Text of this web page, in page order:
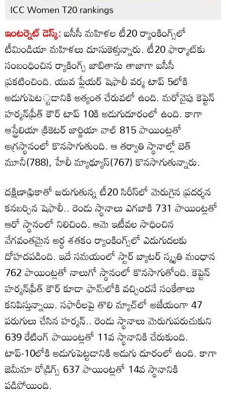
ICC Women T20 rankings
ఇంటర్నెట్ డెస్క్:ఐసీసీ మహిళల టీ20 ర్యాంకింగ్స్‌లో
టీమిండియా మహిళలు దూసుకెళ్తున్నారు. టీ20 ఫార్మాట్‌కు
సంబంధించిన ర్యాకింగ్స్ జాబితాను తాజాగా ఐసీసీ
ప్రకటించింది. యువ ప్లేయర్ షెఫాలీ వర్మ టాప్ 5లోకి
అడుగుపెట్టడానికి అత్యంత చేరువలో ఉంది. మరోవైపు కెప్టెన్
హర్మన్‌ప్రీత్ కౌర్ టాప్ 10కి అడుగుదూరంలో ఉంది. కాగా
ఆస్ట్రేలియా క్రికెటర్ జార్జియా వాల్ 815 పాయింట్లతో
అగ్రస్థానంలో కొనసాగుతుంది. ఆ తర్వాతి స్థానాల్లో బెత్
మూనీ(788), హేలీ మ్యాథ్యూస్(767) కొనసాగుతున్నారు.
దక్షిణాఫ్రికాతో జరుగుతున్న టీ20 సిరీస్‌లో మెరుగైన ప్రదర్శన
కనబర్చిన షెఫాలీ.. రెండు స్థానాలు ఎగబాకి 731 పాయింట్లతో
ఆరో స్థానంలో నిలిచింది. ఆమె ఇటీవల సాధించిన
వేగవంతమైన అర్ధ శతకం ర్యాంకింగ్స్‌లో ఎదుగుదలకు
దోహదపడింది. ఇదే సమయంలో స్టార్ బ్యాటర్ స్మృతి మంధాన
762 పాయింట్లతో నాలుగో స్థానంలో కొనసాగుతోంది. కెప్టెన్
హర్మన్‌ప్రీత్ కౌర్ కూడా ఫామ్‌లోకి వచ్చిందనే సంకేతాలు
కనిపిస్తున్నాయి. సఫారీలపై తొలి మ్యాచ్‌లో అజేయంగా 47
పరుగులు చేసిన హర్మన్.. రెండు స్థానాలు మెరుగుపరుచుకుని
639 రేటింగ్ పాయింట్లతో 11వ స్థానానికి చేరుకుంది.
టాప్-10లోకి అడుగుపెట్టడానికి అడుగు దూరంలో ఉంది. కాగా
జెమీమా రోడ్రిగ్స్ 637 పాయింట్లతో 14వ స్థానానికి
పడిపోయింది.